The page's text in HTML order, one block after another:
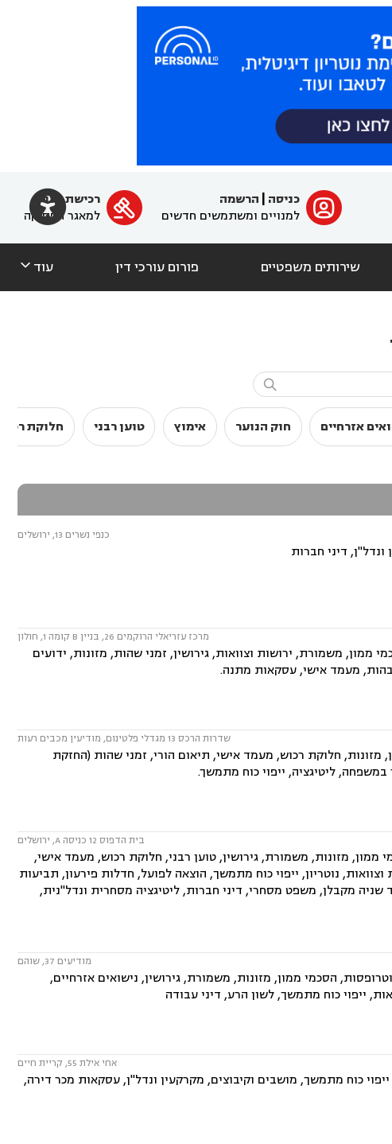
 ﱐ כניסה
הרשמה
למנויים ומשתמשים חדשים

רכישת מנוי
למאגר הפסיקה
שירותים משפטיים פורום עורכי דין עוד 

אזרחיים חוק הנוער אימוץ טוען רבני חלוקת
כנפי נשרים 13, ירושלים
דיני חברות
מרכז עזריאלי הרוקמים 26, בניין B קומה 1, חולון
משמורת, ירושות וצוואות, גירושין, זמני שהות, מזונות, ידועים
אבהות, מעמד אישי, עסקאות מתנה.
שדרות הרכס 13 מגדלי פלטינום, מודיעין מכבים רעות
מזונות, חלוקת רכוש, מעמד אישי, תיאום הורי, זמני שהות (החזקת
במשפחה, ליטיגציה, ייפוי כוח מתמשך.
בית הדפוס 12 כניסה A, ירושלים
מזונות, משמורת, גירושין, טוען רבני, חלוקת רכוש, מעמד אישי,
נוטריון, ייפוי כוח מתמשך, הוצאה לפועל, חדלות פירעון, תביעות
מקבלן, משפט מסחרי, דיני חברות, ליטיגציה מסחרית ונדל"נית,
מודיעים 37, שוהם
הסכמי ממון, מזונות, משמורת, גירושין, נישואים אזרחיים,
ייפוי כוח מתמשך, לשון הרע, דיני עבודה
אחי אילת 55, קריית חיים
כוח מתמשך, מושבים וקיבוצים, מקרקעין ונדל"ן, עסקאות מכר דירה,